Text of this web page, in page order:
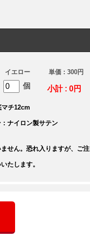
イエロー
個
単価 : 300円
小計 : 0円
チ12cm
ナイロン製サテン
せん。恐れ入りますが、ご注
たします。